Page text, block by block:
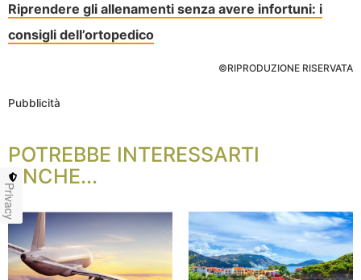
Riprendere gli allenamenti senza avere infortuni: i
consigli dell’ortopedico
©RIPRODUZIONE RISERVATA
Pubblicità
POTREBBE INTERESSARTI
ANCHE...
Privacy